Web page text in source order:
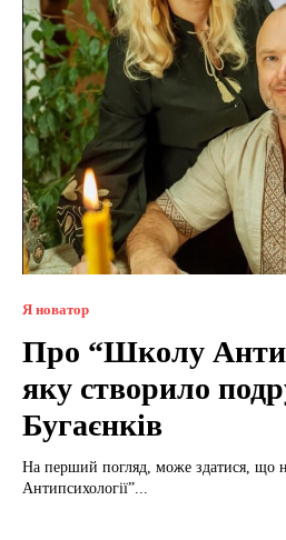
Я новатор
Про “Школу
яку створило
Бугаєнків
На перший погляд, може здатися, що
Антипсихології”...